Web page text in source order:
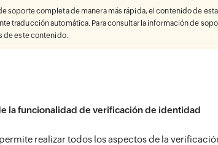
soporte completa de manera más rápida, el contenido de
traducción automática. Para consultar la información de
de este contenido.
la funcionalidad de verificación de identidad
realizar todos los aspectos de la